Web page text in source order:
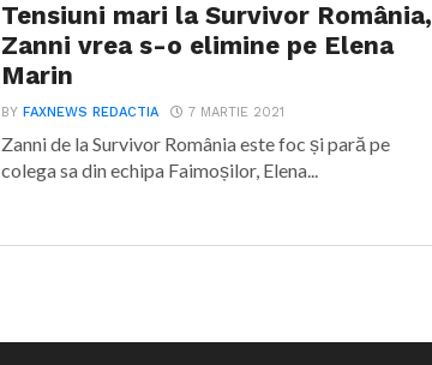
Tensiuni mari la Survivor România,
Zanni vrea s-o elimine pe Elena
Marin
BYFAXNEWS REDACTIA 7 MARTIE 2021
Zanni de la Survivor România este foc și pară pe
colega sa din echipa Faimoșilor, Elena...